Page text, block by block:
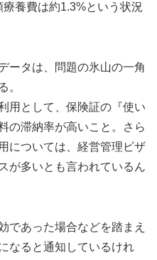
養費は約1.3%という状況
ータは、問題の氷山の一角
。
用として、保険証の『使い
の滞納率が高いこと。さら
については、経営管理ビザ
が多いとも言われているん
であった場合などを踏まえ
なると通知しているけれ